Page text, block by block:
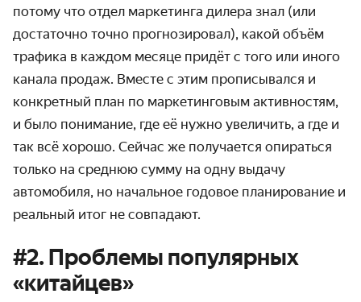
потому что отдел маркетинга дилера знал (или
достаточно точно прогнозировал), какой объём
трафика в каждом месяце придёт с того или иного
канала продаж. Вместе с этим прописывался и
конкретный план по маркетинговым активностям,
и было понимание, где её нужно увеличить, а где и
так всё хорошо. Сейчас же получается опираться
только на среднюю сумму на одну выдачу
автомобиля, но начальное годовое планирование и
реальный итог не совпадают.
#2. Проблемы популярных
«китайцев»